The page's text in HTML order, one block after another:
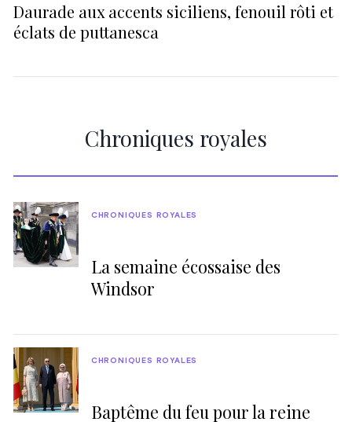
Daurade aux accents siciliens, fenouil rôti et
éclats de puttanesca
Chroniques royales
La semaine écossaise des
Windsor
CHRONIQUES ROYALES
Baptême du feu pour la reine
CHRONIQUES ROYALES